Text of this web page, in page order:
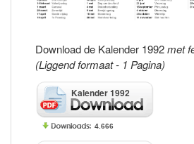
Download de Kalender 1992met
(Liggend formaat - 1 Pagina)
Kalender 1992
4.666